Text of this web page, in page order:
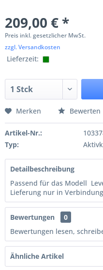
209,00 € *
Preis inkl. gesetzlicher MwSt.
zzgl. Versandkosten
Lieferzeit:
Merken Bewerten
Artikel-Nr.:
Typ:
Detailbeschreibung
Passend für das Modell
Lieferung nur in
Bewertungen
0
Bewertungen lesen,
Ähnliche Artikel